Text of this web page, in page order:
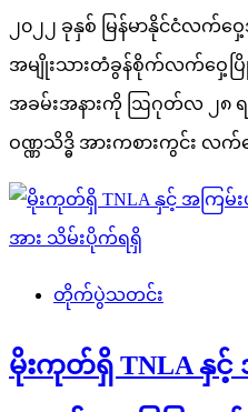
၂၀၂၂ ခုနှစ် မြန်မာနိုင်ငံလက်ဝှေ့
အမျိုးသားတံခွန်စိုက်လက်ဝှေ့ပြို
အခမ်းအနားကို ဩဂုတ်လ ၂၈ ရ
ဝဏ္ဏသိဒ္ဓိ အားကစားကွင်း လက်
တိုက်ပွဲသတင်း
မိုးကုတ်ရှိ TNLA နှ